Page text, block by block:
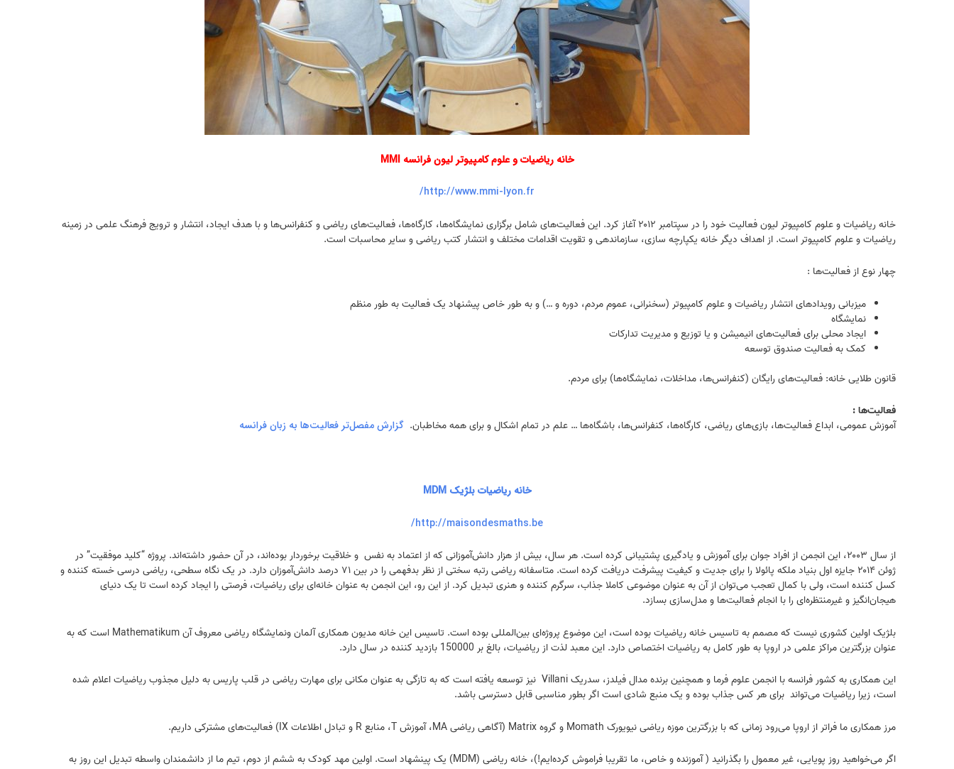
خانه رياضيات و علوم کامپيوتر لیون فرانسه MMI
http://www.mmi-lyon.fr/
خانه ریاضیات و علوم کامپیوتر لیون فعالیت خود را در سپتامبر ۲۰۱۲ آغاز کرد. این فعالیت‌های شامل برگزاری نمایشگاه‌ها، کارگاه‌ها، فعالیت‌های ریاضی و کنفرانس‌ها و با هدف ایجاد، انتشار و ترویج فرهنگ علمی در زمینه
ریاضیات و علوم کامپیوتر است. از اهداف دیگر خانه یکپارچه سازی، سازماندهی و تقویت اقدامات مختلف و انتشار کتب ریاضی و سایر محاسبات است.
چهار نوع از فعالیت‌ها :
میزبانی رویدادهای انتشار ریاضیات و علوم کامپیوتر (سخنرانی، عموم مردم، دوره و …) و به طور خاص پیشنهاد یک فعالیت به طور منظم
نمایشگاه
ایجاد محلی برای فعالیت‎‌های انیمیشن و یا توزیع و مدیریت تدارکات
کمک به فعالیت صندوق توسعه
قانون طلایی خانه: فعالیت‌های رایگان (کنفرانس‌ها، مداخلات، نمایشگاه‌ها) برای مردم.
فعالیت‌ها :
آموزش عمومی، ابداع فعالیت‌ها، بازی‌های ریاضی، کارگاه‌ها، کنفرانس‌ها، باشگاه‌ها … علم در تمام اشکال و برای همه مخاطبان. گزارش مفصل‌تر فعالیت‌ها به زبان فرانسه
خانه رياضيات بلژیک MDM
http://maisondesmaths.be/
از سال ۲۰۰۳، این انجمن از افراد جوان برای آموزش و یادگیری پشتیبانی کرده است. هر سال، بیش از هزار دانش‌آموزانی که از اعتماد به نفس و خلاقیت برخوردار بوده‌اند، در آن حضور داشته‌اند. پروژه “کلید موفقیت” در
ژوئن ۲۰۱۴ جایزه اول بنیاد ملکه پائولا را برای جدیت و کیفیت پیشرفت دریافت کرده است. متاسفانه ریاضی رتبه سختی از نظر بدفهمی را در بین ۷۱ درصد دانش‌آموزان دارد. در یک نگاه سطحی، ریاضی درسی خسته کننده و
کسل کننده است، ولی با کمال تعجب می‌توان از آن به عنوان موضوعی کاملا جذاب، سرگرم کننده و هنری تبدیل کرد. از این رو، این انجمن به عنوان خانه‌ای برای ریاضیات، فرصتی را ایجاد کرده است تا یک دنیای
هیجان‌انگیز و غیرمنتظره‌ای را با انجام فعالیت‌ها و مدل‌سازی بسازد.
بلژيک اولین کشوری نیست که مصمم به تاسیس خانه ریاضیات بوده است، این موضوع پروژه‌ای بین‌المللی بوده است. تاسیس این خانه مدیون همکاری آلمان ونمایشگاه ریاضی معروف آن Mathematikum است که به
عنوان بزرگترین مراکز علمی در اروپا به طور کامل به ریاضیات اختصاص دارد. این معبد لذت از ریاضیات، بالغ بر 150000 بازدید کننده در سال دارد.
این همکاری به کشور فرانسه با انجمن علوم فرما و همچنین برنده مدال فیلدز، سدریک Villani نیز توسعه یافته است که به تازگی به عنوان مکانی برای مهارت ریاضی در قلب پاریس به دلیل مجذوب ریاضیات اعلام شده
است، زیرا ریاضیات می‌تواند برای هر کس جذاب بوده و یک منبع شادی است اگر بطور مناسبی قابل دسترسی باشد.
مرز همکاری ما فراتر از اروپا می‌رود زمانی که با بزرگترین موزه ریاضی نیویورک Momath و گروه Matrix (آگاهی ریاضی MA، آموزش T، منابع R و تبادل اطلاعات IX) فعالیت‌های مشترکی داریم.
اگر می‌خواهید روز پویایی، غیر معمول را بگذرانید ( آموزنده و خاص، ما تقریبا فراموش کرده‌ایم!)، خانه ریاضی (MDM) یک پینشهاد است. اولین مهد کودک به ششم از دوم، تیم ما از دانشمندان واسطه تبدیل این روز به